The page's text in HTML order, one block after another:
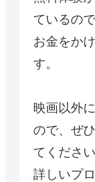
ているの
お金をか
す。
映画以外
ので、ぜ
てください
詳しいプ